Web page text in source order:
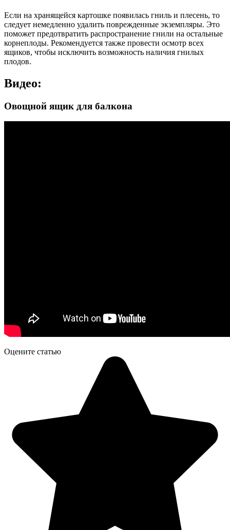
Если на хранящейся картошке появилась гниль и плесень, то
следует немедленно удалить поврежденные экземпляры. Это
поможет предотвратить распространение гнили на остальные
корнеплоды. Рекомендуется также провести осмотр всех
ящиков, чтобы исключить возможность наличия гнилых
плодов.
Видео:
Овощной ящик для балкона
Оцените статью